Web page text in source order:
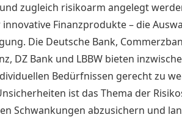
zugleich risikoarm angelegt
Finanzprodukte – die
Die Deutsche Bank,
DZ Bank und LBBW bieten
Bedürfnissen gerecht zu
ist das Thema der
Schwankungen abzusichern und